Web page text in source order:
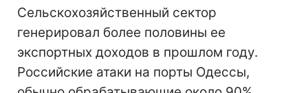
Сельскохозяйственный сектор
генерировал более половины ее
экспортных доходов в прошлом году.
Российские атаки на порты Одессы,